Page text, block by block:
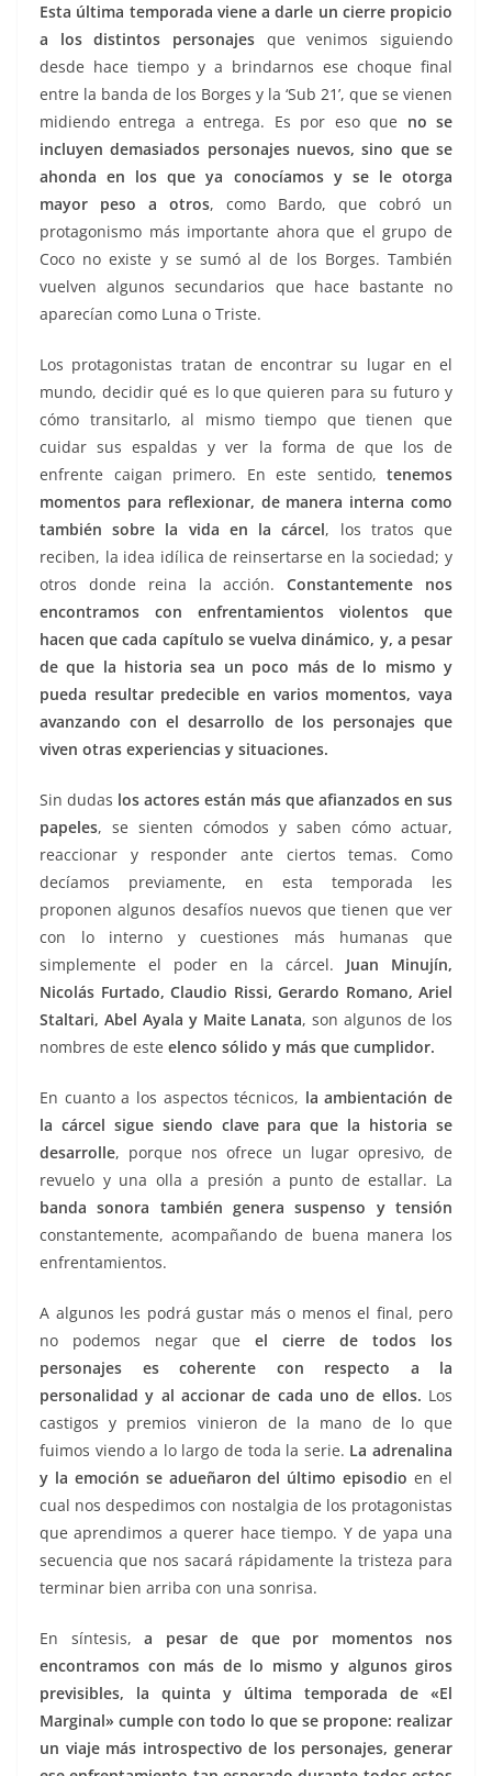
Esta última temporada viene a darle un cierre propicio
a los distintos personajes que venimos siguiendo
desde hace tiempo y a brindarnos ese choque final
entre la banda de los Borges y la ‘Sub 21’, que se vienen
midiendo entrega a entrega. Es por eso que no se
incluyen demasiados personajes nuevos, sino que se
ahonda en los que ya conocíamos y se le otorga
mayor peso a otros, como Bardo, que cobró un
protagonismo más importante ahora que el grupo de
Coco no existe y se sumó al de los Borges. También
vuelven algunos secundarios que hace bastante no
aparecían como Luna o Triste.
Los protagonistas tratan de encontrar su lugar en el
mundo, decidir qué es lo que quieren para su futuro y
cómo transitarlo, al mismo tiempo que tienen que
cuidar sus espaldas y ver la forma de que los de
enfrente caigan primero. En este sentido, tenemos
momentos para reflexionar, de manera interna como
también sobre la vida en la cárcel, los tratos que
reciben, la idea idílica de reinsertarse en la sociedad; y
otros donde reina la acción.Constantemente nos
encontramos con enfrentamientos violentos que
hacen que cada capítulo se vuelva dinámico, y, a pesar
de que la historia sea un poco más de lo mismo y
pueda resultar predecible en varios momentos, vaya
avanzando con el desarrollo de los personajes que
viven otras experiencias y situaciones.
Sin dudas los actores están más que afianzados en sus
papeles, se sienten cómodos y saben cómo actuar,
reaccionar y responder ante ciertos temas. Como
decíamos previamente, en esta temporada les
proponen algunos desafíos nuevos que tienen que ver
con lo interno y cuestiones más humanas que
simplemente el poder en la cárcel. Juan Minujín,
Nicolás Furtado, Claudio Rissi, Gerardo Romano, Ariel
Staltari, Abel Ayala y Maite Lanata, son algunos de los
nombres de este elenco sólido y más que cumplidor.
En cuanto a los aspectos técnicos, la ambientación de
la cárcel sigue siendo clave para que la historia se
desarrolle, porque nos ofrece un lugar opresivo, de
revuelo y una olla a presión a punto de estallar. La
banda sonora también genera suspenso y tensión
constantemente, acompañando de buena manera los
enfrentamientos.
A algunos les podrá gustar más o menos el final, pero
no podemos negar que el cierre de todos los
personajes es coherente con respecto a la
personalidad y al accionar de cada uno de ellos. Los
castigos y premios vinieron de la mano de lo que
fuimos viendo a lo largo de toda la serie. La adrenalina
y la emoción se adueñaron del último episodio en el
cual nos despedimos con nostalgia de los protagonistas
que aprendimos a querer hace tiempo. Y de yapa una
secuencia que nos sacará rápidamente la tristeza para
terminar bien arriba con una sonrisa.
En síntesis, a pesar de que por momentos nos
encontramos con más de lo mismo y algunos giros
previsibles, la quinta y última temporada de «El
Marginal» cumple con todo lo que se propone: realizar
un viaje más introspectivo de los personajes, generar